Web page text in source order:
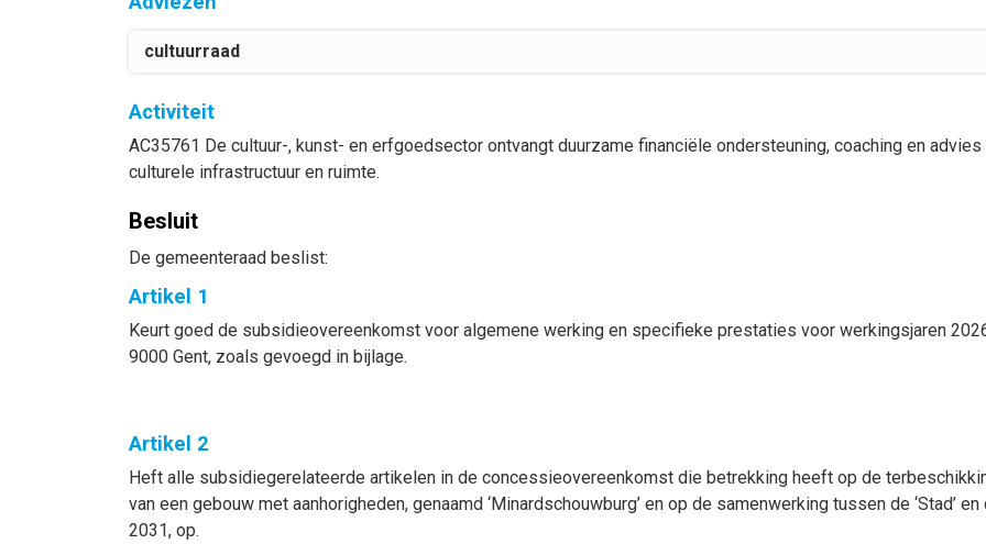
cultuurraad
Activiteit
AC35761 De cultuur-, kunst- en erfgoedsector ontvangt duurzame financiële ondersteuning, coaching en
culturele infrastructuur en ruimte.
Besluit
De gemeenteraad beslist:
Artikel 1
Keurt goed de subsidieovereenkomst voor algemene werking en specifieke prestaties voor werkingsjaren
9000 Gent, zoals gevoegd in bijlage.
Artikel 2
Heft alle subsidiegerelateerde artikelen in de concessieovereenkomst die betrekking heeft op de
van een gebouw met aanhorigheden, genaamd ‘Minardschouwburg’ en op de samenwerking tussen de ‘Stad’
2031, op.